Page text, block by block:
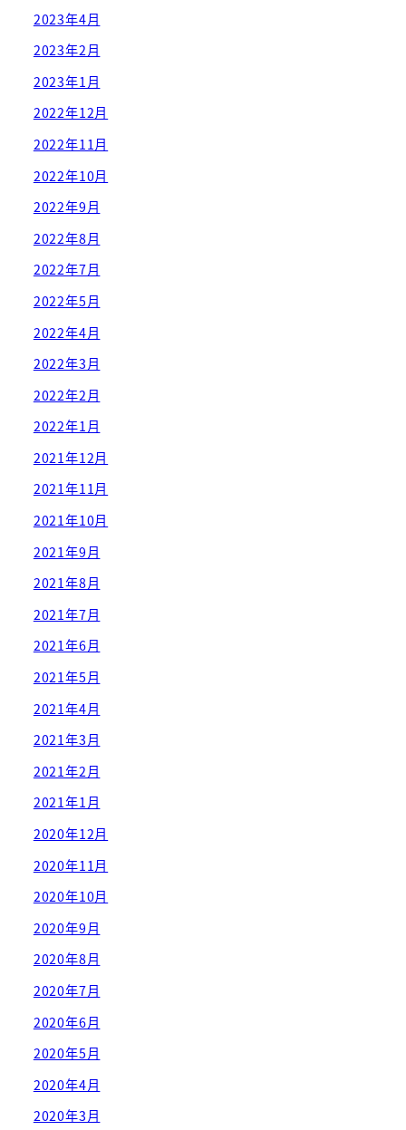
2023年4月
2023年2月
2023年1月
2022年12月
2022年11月
2022年10月
2022年9月
2022年8月
2022年7月
2022年5月
2022年4月
2022年3月
2022年2月
2022年1月
2021年12月
2021年11月
2021年10月
2021年9月
2021年8月
2021年7月
2021年6月
2021年5月
2021年4月
2021年3月
2021年2月
2021年1月
2020年12月
2020年11月
2020年10月
2020年9月
2020年8月
2020年7月
2020年6月
2020年5月
2020年4月
2020年3月